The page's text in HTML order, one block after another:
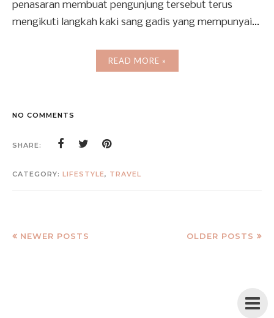
penasaran membuat pengunjung tersebut terus
mengikuti langkah kaki sang gadis yang mempunyai...
READ MORE »
NO COMMENTS
SHARE:
CATEGORY: LIFESTYLE, TRAVEL
NEWER POSTS OLDER POSTS